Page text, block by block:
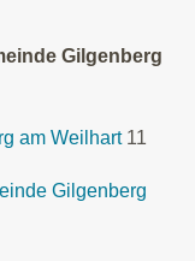
Gilgenberg
am Weilhart 11
Gilgenberg